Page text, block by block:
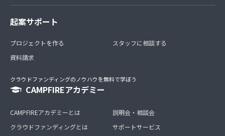
起案サポート
プロジェクトを作る
資料請求
スタッフに相談する
クラウドファンディングのノウハウを無料で学ぼう
CAMPFIREアカデミー
CAMPFIREアカデミーとは
クラウドファンディングとは
説明会・相談会
サポートサービス